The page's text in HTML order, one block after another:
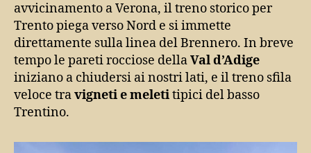
avvicinamento a Verona, il treno storico per
Trento piega verso Nord e si immette
direttamente sulla linea del Brennero. In breve
tempo le pareti rocciose dellaVal d’Adige
iniziano a chiudersi ai nostri lati, e il treno sfila
veloce travigneti e meletitipici del basso
Trentino.